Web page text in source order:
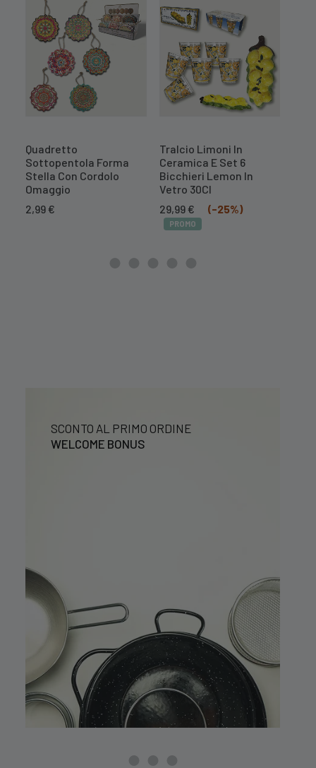
Quadretto
Sottopentola Forma
Stella Con Cordolo
Omaggio
2,99€
Tralcio Limoni In
Ceramica E Set 6
Bicchieri Lemon In
Vetro 30Cl
Il
prezzo
originale
39,99 €.
29,99€
prezzo
(-25%)
PROMO
SCONTO AL PRIMO ORDINE
WELCOME BONUS